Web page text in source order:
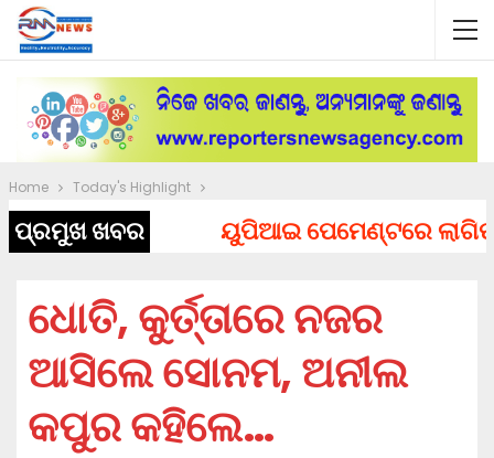
Home Today's Highlight
ପ୍ରମୁଖ ଖବର ୟୁପିଆଇ ପେମେଣ୍ଟରେ
ଧୋତି, କୁର୍ତ୍ତାରେ ନଜର
ଆସିଲେ ସୋନମ, ଅନୀଲ
କପୁର କହିଲେ…